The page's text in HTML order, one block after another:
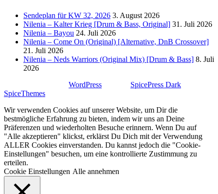
Sendeplan für KW 32, 2026 3. August 2026
Nilenia – Kalter Krieg [Drum & Bass, Original] 31. Juli 2026
Nilenia – Bayou 24. Juli 2026
Nilenia – Come On (Original) [Alternative, DnB Crossover]
21. Juli 2026
Nilenia – Neds Warriors (Original Mix) [Drum & Bass] 8. Juli
2026
WordPress SpicePress Dark
SpiceThemes
Wir verwenden Cookies auf unserer Website, um Dir die
bestmögliche Erfahrung zu bieten, indem wir uns an Deine
Präferenzen und wiederholten Besuche erinnern. Wenn Du auf
"Alle akzeptieren" klickst, erklärst Du Dich mit der Verwendung
ALLER Cookies einverstanden. Du kannst jedoch die "Cookie-
Einstellungen" besuchen, um eine kontrollierte Zustimmung zu
erteilen.
Cookie Einstellungen Alle annehmen